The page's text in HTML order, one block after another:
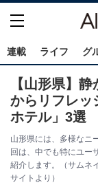
連載 ライフ グ
【山形県】
からリフレッ
ホテル」3選
山形県には、多様なニ
回は、中でも特にユー
紹介します。（サムネ
サイトより）